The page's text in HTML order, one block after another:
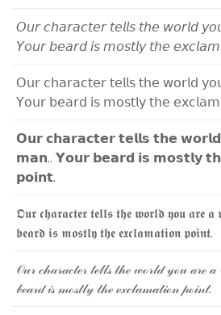
𝘖𝘶𝘳𝘤𝘩𝘢𝘳𝘢𝘤𝘵𝘦𝘳 𝘵𝘦𝘭𝘭𝘴 𝘵𝘩𝘦 𝘸𝘰𝘳𝘭𝘥 𝘺𝘰
𝘠𝘰𝘶𝘳𝘣𝘦𝘢𝘳𝘥𝘪𝘴𝘮𝘰𝘴𝘵𝘭𝘺 𝘵𝘩𝘦 𝘦𝘹𝘤𝘭𝘢𝘮
𝖮𝗎𝗋 𝖼𝗁𝖺𝗋𝖺𝖼𝗍𝖾𝗋𝗍𝖾𝗅𝗅𝗌𝗍𝗁𝖾 𝗐𝗈𝗋𝗅𝖽 𝗒𝗈
𝖸𝗈𝗎𝗋 𝖻𝖾𝖺𝗋𝖽 𝗂𝗌 𝗆𝗈𝗌𝗍𝗅𝗒𝗍𝗁𝖾 𝖾𝗑𝖼𝗅𝖺𝗆
𝗢𝘂𝗿𝗰𝗵𝗮𝗿𝗮𝗰𝘁𝗲𝗿𝘁𝗲𝗹𝗹𝘀 𝘁𝗵𝗲 𝘄𝗼𝗿𝗹𝗱
𝗺𝗮𝗻.. 𝗬𝗼𝘂𝗿 𝗯𝗲𝗮𝗿𝗱 𝗶𝘀 𝗺𝗼𝘀𝘁𝗹𝘆𝘁𝗵
𝗽𝗼𝗶𝗻𝘁.
𝕺𝖚𝖗 𝖈𝖍𝖆𝖗𝖆𝖈𝖙𝖊𝖗𝖙𝖊𝖑𝖑𝖘𝖙𝖍𝖊𝖜𝖔𝖗𝖑𝖉𝖞𝖔𝖚 𝖆𝖗𝖊 𝖆
𝖇𝖊𝖆𝖗𝖉𝖎𝖘𝖒𝖔𝖘𝖙𝖑𝖞𝖙𝖍𝖊𝖊𝖝𝖈𝖑𝖆𝖒𝖆𝖙𝖎𝖔𝖓 𝖕𝖔𝖎𝖓𝖙.
𝒪𝓊𝓇𝒸𝒽𝒶𝓇𝒶𝒸𝓉ℯ𝓇𝓉ℯ𝓁𝓁𝓈𝓉𝒽ℯ𝓌ℴ𝓇𝓁𝒹𝓎ℴ𝓊𝒶𝓇ℯ𝒶
𝒷ℯ𝒶𝓇𝒹𝒾𝓈𝓂ℴ𝓈𝓉𝓁𝓎𝓉𝒽ℯℯ𝓍𝒸𝓁𝒶𝓂𝒶𝓉𝒾ℴ𝓃𝓅ℴ𝒾𝓃𝓉.